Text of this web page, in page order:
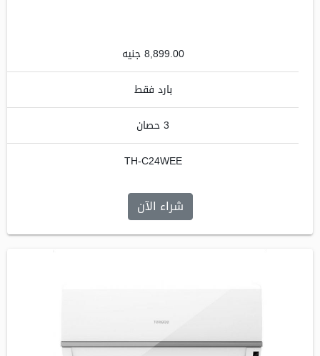
8,899.00 جنيه
بارد فقط
3 حصان
TH-C24WEE
شراء الآن